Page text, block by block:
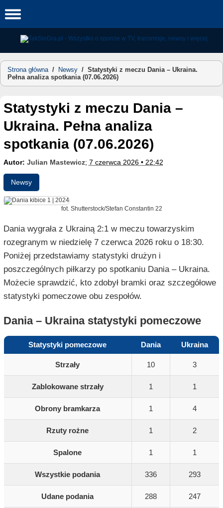
to
Strona główna/ Newsy / Statystyki z meczu Dania – Ukraina.
Pełna analiza spotkania (07.06.2026)
Statystyki z meczu Dania –
Ukraina. Pełna analiza
spotkania (07.06.2026)
Autor: Julian Mastewicz; 7 czerwca 2026 • 22:42
Newsy
fot. Shutterstock/Stefan Constantin 22
Dania wygrała z Ukrainą 2:1 w meczu towarzyskim
rozegranym w niedzielę 7 czerwca 2026 roku o 18:30.
Poniżej przedstawiamy statystyki drużyn i
poszczególnych piłkarzy po spotkaniu Dania – Ukraina.
Możecie sprawdzić, kto zdobył bramki oraz szczegółowe
statystyki pomeczowe obu zespołów.
Dania – Ukraina statystyki pomeczowe
Statystyki pomeczowe Dania Ukraina
Strzały 10 3
Zablokowane strzały 1 1
Obrony bramkarza 1 4
Rzuty rożne 1 2
Spalone 1 1
Wszystkie podania 336 293
Udane podania 288 247